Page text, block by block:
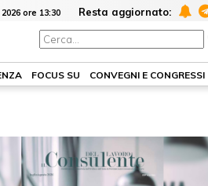
ore 13:30 Resta aggiornato:
FOCUS SU CONVEGNI E CONGRESSI